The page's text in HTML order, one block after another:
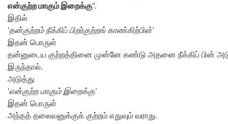
என்குற்ற மாகும் இறைக்கு“.
இதில்
‘தன்குற்றம் நீக்கிப் பிறர்குற்றங் காண்கிற்பின்’
இதன் பொருள்
தன்னுடைய குற்றத்தினை முன்னே கண்டு அதனை நீக்கிப் பின்
இருந்தால்.
அடுத்து
‘என்குற்ற மாகும் இறைக்கு’
இதன் பொருள்
அந்தத் தலைவனுக்குக் குற்றம் எதுவும் வராது.